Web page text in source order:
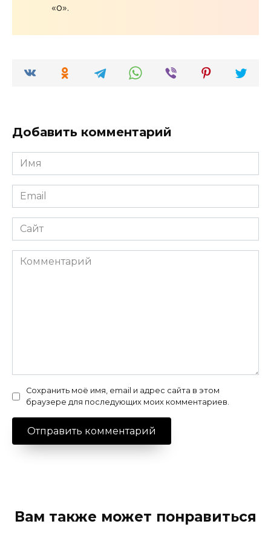
«о».
Добавить комментарий
Имя
*
Email
*
Сайт
Комментарий
Сохранить моё имя, email и адрес сайта в этом
браузере для последующих моих комментариев.
Вам также может понравиться